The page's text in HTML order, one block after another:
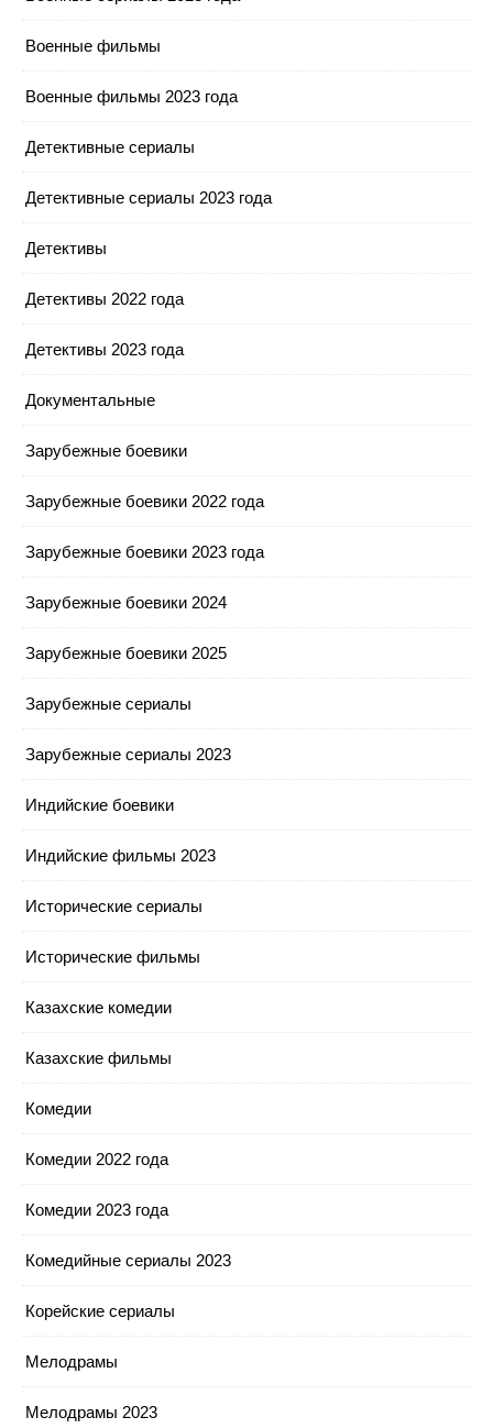
Военные фильмы
Военные фильмы 2023 года
Детективные сериалы
Детективные сериалы 2023 года
Детективы
Детективы 2022 года
Детективы 2023 года
Документальные
Зарубежные боевики
Зарубежные боевики 2022 года
Зарубежные боевики 2023 года
Зарубежные боевики 2024
Зарубежные боевики 2025
Зарубежные сериалы
Зарубежные сериалы 2023
Индийские боевики
Индийские фильмы 2023
Исторические сериалы
Исторические фильмы
Казахские комедии
Казахские фильмы
Комедии
Комедии 2022 года
Комедии 2023 года
Комедийные сериалы 2023
Корейские сериалы
Мелодрамы
Мелодрамы 2023